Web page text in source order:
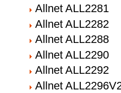
Allnet ALL2281
Allnet ALL2282
Allnet ALL2288
Allnet ALL2290
Allnet ALL2292
Allnet